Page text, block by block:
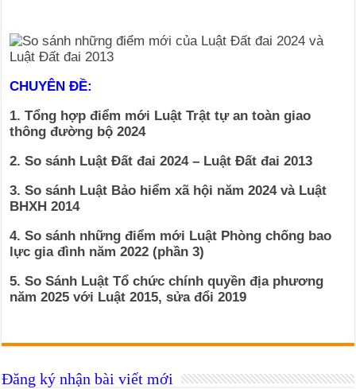
CHUYÊN ĐỀ:
1. Tổng hợp điểm mới Luật Trật tự an toàn giao
thông đường bộ 2024
2. So sánh Luật Đất đai 2024 – Luật Đất đai 2013
3. So sánh Luật Bảo hiểm xã hội năm 2024 và Luật
BHXH 2014
4. So sánh những điểm mới Luật Phòng chống bao
lực gia đình năm 2022 (phần 3)
5. So Sánh Luật Tổ chức chính quyền địa phương
năm 2025 với Luật 2015, sửa đổi 2019
Đăng ký nhận bài viết mới